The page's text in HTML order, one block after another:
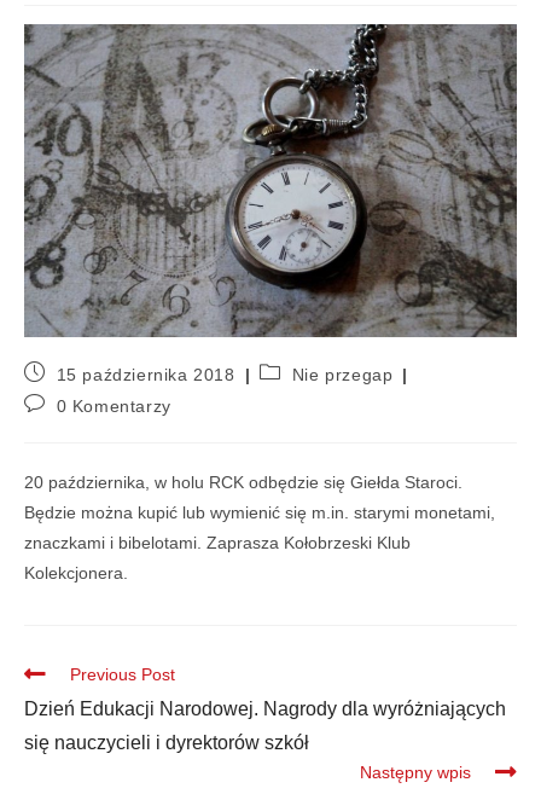
15 października 2018
Nie przegap
0 Komentarzy
20 października, w holu RCK odbędzie się Giełda Staroci.
Będzie można kupić lub wymienić się m.in. starymi monetami,
znaczkami i bibelotami. Zaprasza Kołobrzeski Klub
Kolekcjonera.
Previous Post
Dzień Edukacji Narodowej. Nagrody dla wyróżniających
się nauczycieli i dyrektorów szkół
Następny wpis